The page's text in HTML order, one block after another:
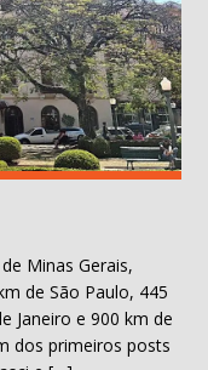
Minas Gerais,
de São Paulo, 445
Janeiro e 900 km de
dos primeiros posts